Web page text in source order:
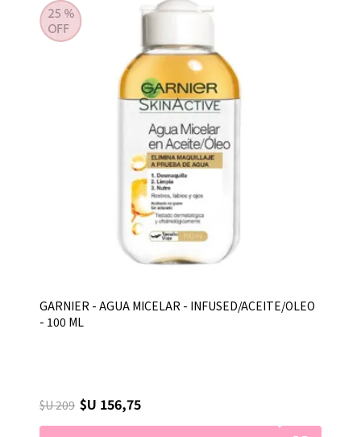
GARNIER - AGUA MICELAR - INFUSED/ACEITE/OLEO
- 100 ML
$U 209 $U 156,75